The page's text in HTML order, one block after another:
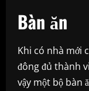
Bàn ăn
Khi có nhà mới
đông đủ thành
vậy một bộ bàn